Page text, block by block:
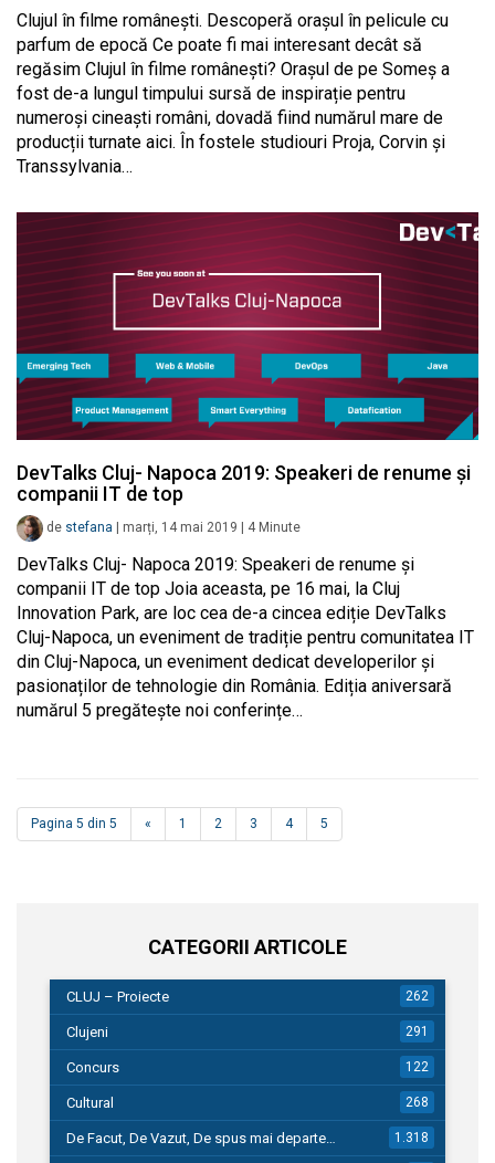
Clujul în filme românești. Descoperă orașul în pelicule cu
parfum de epocă Ce poate fi mai interesant decât să
regăsim Clujul în filme românești? Orașul de pe Someș a
fost de-a lungul timpului sursă de inspirație pentru
numeroși cineaști români, dovadă fiind numărul mare de
producții turnate aici. În fostele studiouri Proja, Corvin și
Transsylvania…
DevTalks Cluj- Napoca 2019: Speakeri de renume și
companii IT de top
de stefana marți, 14 mai 2019 4 Minute
DevTalks Cluj- Napoca 2019: Speakeri de renume și
companii IT de top Joia aceasta, pe 16 mai, la Cluj
Innovation Park, are loc cea de-a cincea ediție DevTalks
Cluj-Napoca, un eveniment de tradiție pentru comunitatea IT
din Cluj-Napoca, un eveniment dedicat developerilor și
pasionaților de tehnologie din România. Ediția aniversară
numărul 5 pregătește noi conferințe…
Pagina 5 din 5 « 1 2 3 4 5
CATEGORII ARTICOLE
CLUJ – Proiecte 262
Clujeni 291
Concurs 122
Cultural 268
De Facut, De Vazut, De spus mai departe… 1.318